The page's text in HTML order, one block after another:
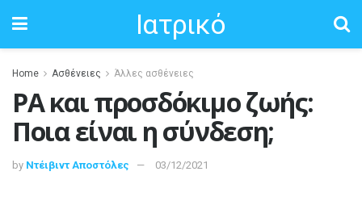
Ιατρικό
Home Ασθένειες Άλλες ασθένειες
ΡΑ και προσδόκιμο ζωής:
Ποια είναι η σύνδεση;
by Ντέιβιντ Αποστόλες 03/12/2021